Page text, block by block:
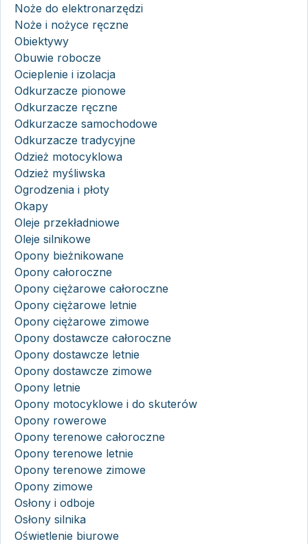
Noże do elektronarzędzi
Noże i nożyce ręczne
Obiektywy
Obuwie robocze
Ocieplenie i izolacja
Odkurzacze pionowe
Odkurzacze ręczne
Odkurzacze samochodowe
Odkurzacze tradycyjne
Odzież motocyklowa
Odzież myśliwska
Ogrodzenia i płoty
Okapy
Oleje przekładniowe
Oleje silnikowe
Opony bieżnikowane
Opony całoroczne
Opony ciężarowe całoroczne
Opony ciężarowe letnie
Opony ciężarowe zimowe
Opony dostawcze całoroczne
Opony dostawcze letnie
Opony dostawcze zimowe
Opony letnie
Opony motocyklowe i do skuterów
Opony rowerowe
Opony terenowe całoroczne
Opony terenowe letnie
Opony terenowe zimowe
Opony zimowe
Osłony i odboje
Osłony silnika
Oświetlenie biurowe